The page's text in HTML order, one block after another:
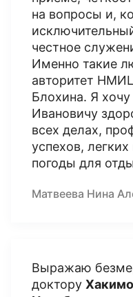
на вопросы и,
честное
Именно такие
авторитет
Блохина. Я
Ивановичу
всех делах,
успехов,
погоды для
Матвеева Нина
Выражаю
доктору